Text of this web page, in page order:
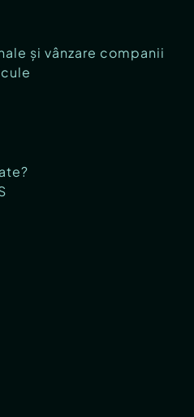
și vânzare companii